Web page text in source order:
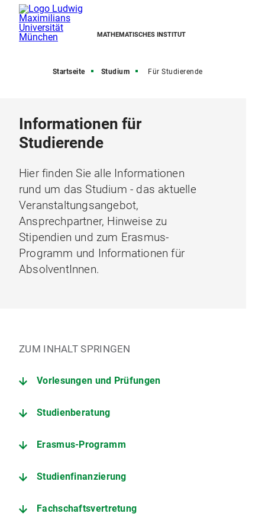
MATHEMATISCHES INSTITUT
Startseite Studium Für Studierende
Informationen für
Studierende
Hier finden Sie alle Informationen
rund um das Studium - das aktuelle
Veranstaltungsangebot,
Ansprechpartner, Hinweise zu
Stipendien und zum Erasmus-
Programm und Informationen für
AbsolventInnen.
ZUM INHALT SPRINGEN
Vorlesungen und Prüfungen
Studienberatung
Erasmus-Programm
Studienfinanzierung
Fachschaftsvertretung